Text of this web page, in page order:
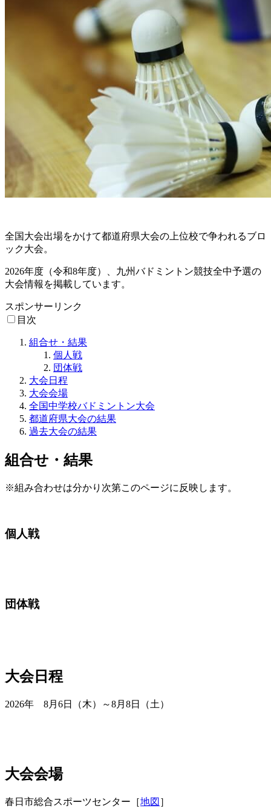
全国大会出場をかけて都道府県大会の上位校で争われるブロ
ック大会。
2026年度（令和8年度）、九州バドミントン競技全中予選の
大会情報を掲載しています。
スポンサーリンク
目次
組合せ・結果
個人戦
団体戦
大会日程
大会会場
全国中学校バドミントン大会
都道府県大会の結果
過去大会の結果
組合せ・結果
※組み合わせは分かり次第このページに反映します。
個人戦
団体戦
大会日程
2026年 8月6日（木）～8月8日（土）
大会会場
春日市総合スポーツセンター［地図 ］